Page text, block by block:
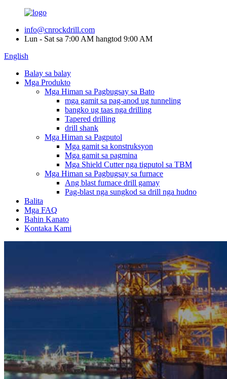
info@cnrockdrill.com
Lun - Sat sa 7:00 AM hangtod 9:00 AM
English
Balay sa balay
Mga Produkto
Mga Himan sa Pagbugsay sa Bato
mga gamit sa pag-anod ug tunneling
bangko ug taas nga drilling
Tapered drilling
drill shank
Mga Himan sa Pagputol
Mga gamit sa konstruksyon
Mga gamit sa pagmina
Mga Shield Cutter nga tigputol sa TBM
Mga Himan sa Pagbugsay sa furnace
Ang blast furnace drill gamay
Pag-blast nga sungkod sa drill nga hudno
Balita
Mga FAQ
Bahin Kanato
Kontaka Kami